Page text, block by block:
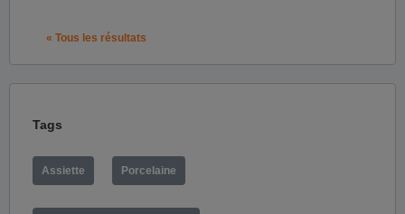
« Tous les résultats
Tags
Assiette Porcelaine